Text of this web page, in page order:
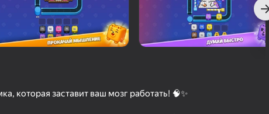
Рэйтынг Яндэкс Гульняў
4,3 Ацэнка гульцоў
которая заставит ваш мозг работать! 🧠✨